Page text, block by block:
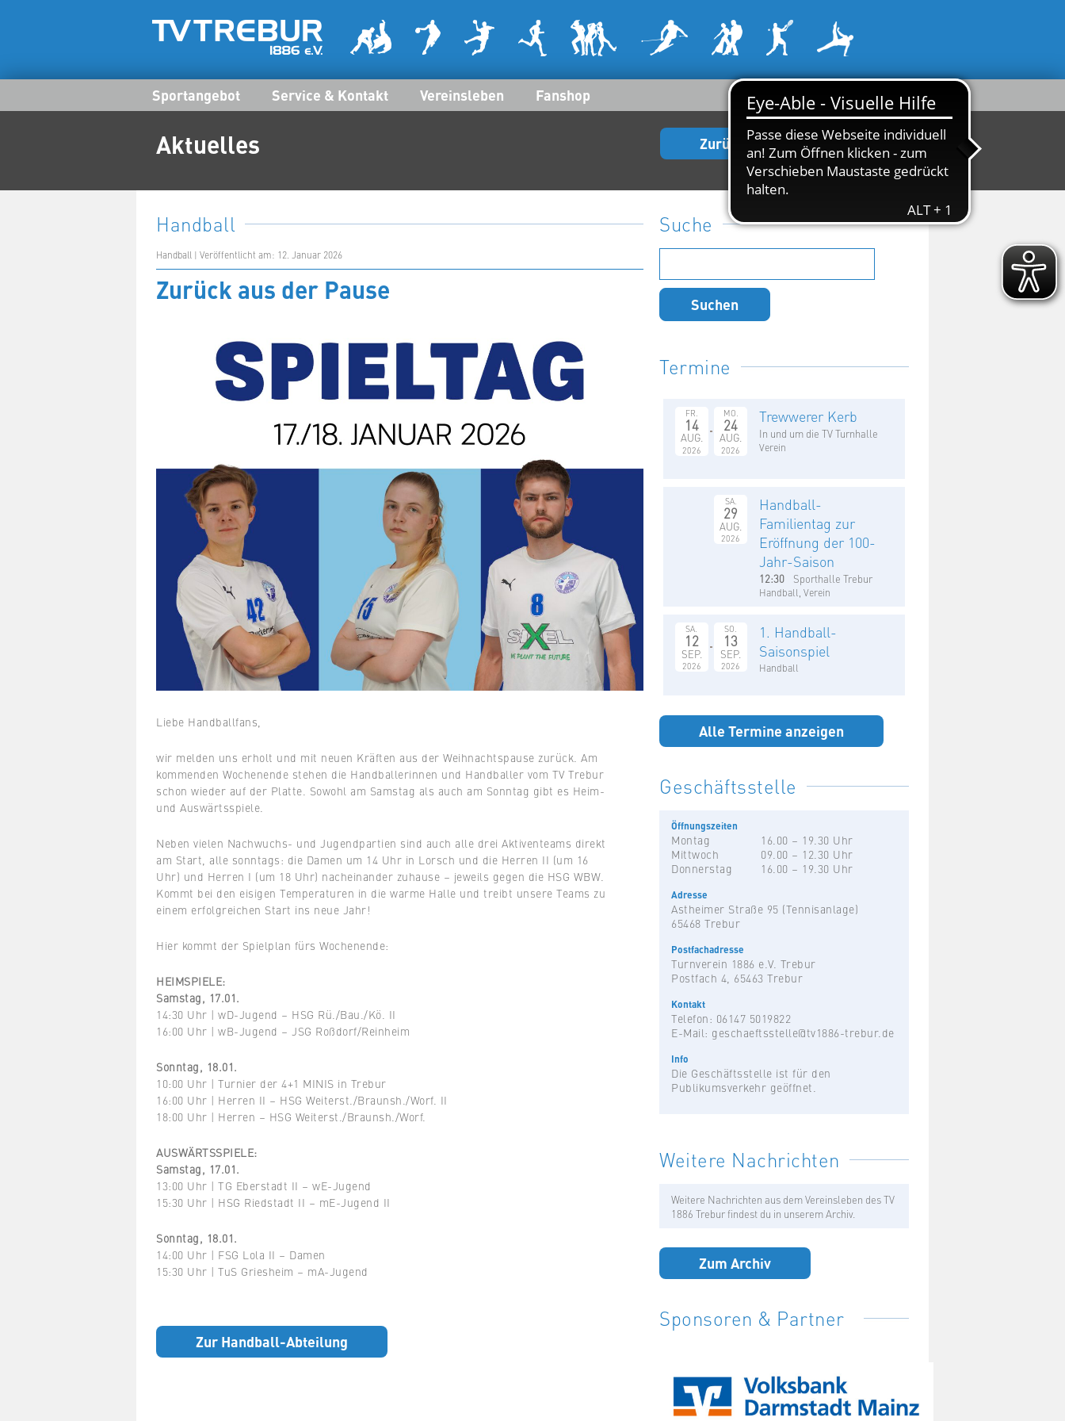
Sportangebot Service & Kontakt Vereinsleben Fanshop
Aktuelles Zurück zur Startseite
Handball
Handball | Veröffentlicht am: 12. Januar 2026
Zurück aus der Pause
Liebe Handballfans,
wir melden uns erholt und mit neuen Kräften aus der Weihnachtspause zurück. Am
kommenden Wochenende stehen die Handballerinnen und Handballer vom TV Trebur
schon wieder auf der Platte. Sowohl am Samstag als auch am Sonntag gibt es Heim-
und Auswärtsspiele.
Neben vielen Nachwuchs- und Jugendpartien sind auch alle drei Aktiventeams direkt
am Start, alle sonntags: die Damen um 14 Uhr in Lorsch und die Herren II (um 16
Uhr) und Herren I (um 18 Uhr) nacheinander zuhause – jeweils gegen die HSG WBW.
Kommt bei den eisigen Temperaturen in die warme Halle und treibt unsere Teams zu
einem erfolgreichen Start ins neue Jahr!
Hier kommt der Spielplan fürs Wochenende:
HEIMSPIELE:
Samstag, 17.01.
14:30 Uhr | wD-Jugend – HSG Rü./Bau./Kö. II
16:00 Uhr | wB-Jugend – JSG Roßdorf/Reinheim
Sonntag, 18.01.
10:00 Uhr | Turnier der 4+1 MINIS in Trebur
16:00 Uhr | Herren II – HSG Weiterst./Braunsh./Worf. II
18:00 Uhr | Herren – HSG Weiterst./Braunsh./Worf.
AUSWÄRTSSPIELE:
Samstag, 17.01.
13:00 Uhr | TG Eberstadt II – wE-Jugend
15:30 Uhr | HSG Riedstadt II – mE-Jugend II
Sonntag, 18.01.
14:00 Uhr | FSG Lola II – Damen
15:30 Uhr | TuS Griesheim – mA-Jugend
Zur Handball-Abteilung
Suche
nach:
Termine
FR.
14
AUG.
2026
MO.
24
AUG.
2026
Trewwerer Kerb
In und um die TV Turnhalle
Verein
SA.
29
AUG.
2026
Handball-
Familientag zur
Eröffnung der 100-
Jahr-Saison
12:30 Sporthalle Trebur
Handball, Verein
SA.
12
SEP.
2026
SO.
13
SEP.
2026
1. Handball-
Saisonspiel
Handball
Alle Termine anzeigen
Geschäftsstelle
Öffnungszeiten
Montag
16.00 – 19.30 Uhr
Mittwoch
09.00 – 12.30 Uhr
Donnerstag
16.00 – 19.30 Uhr
Adresse
Astheimer Straße 95 (Tennisanlage)
65468 Trebur
Postfachadresse
Turnverein 1886 e.V. Trebur
Postfach 4, 65463 Trebur
Kontakt
Telefon: 06147 5019822
E-Mail: geschaeftsstelle@tv1886-trebur.de
Info
Die Geschäftsstelle ist für den
Publikumsverkehr geöffnet.
Weitere Nachrichten
Weitere Nachrichten aus dem Vereinsleben des TV
1886 Trebur findest du in unserem Archiv.
Zum Archiv
Sponsoren & Partner